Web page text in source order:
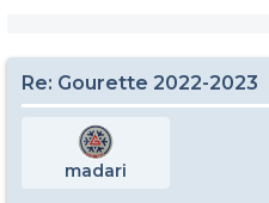
Re: Gourette 2022-2023
madari